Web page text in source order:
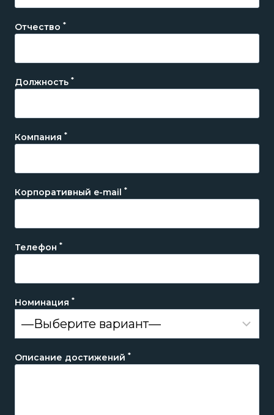
Отчество *
Должность *
Компания *
Корпоративный e-mail *
Телефон *
Номинация *
Описание достижений *